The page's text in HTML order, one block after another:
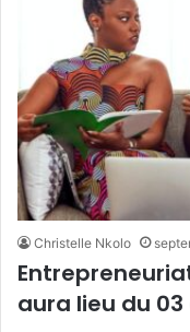
Christelle Nkolo
aura lieu du